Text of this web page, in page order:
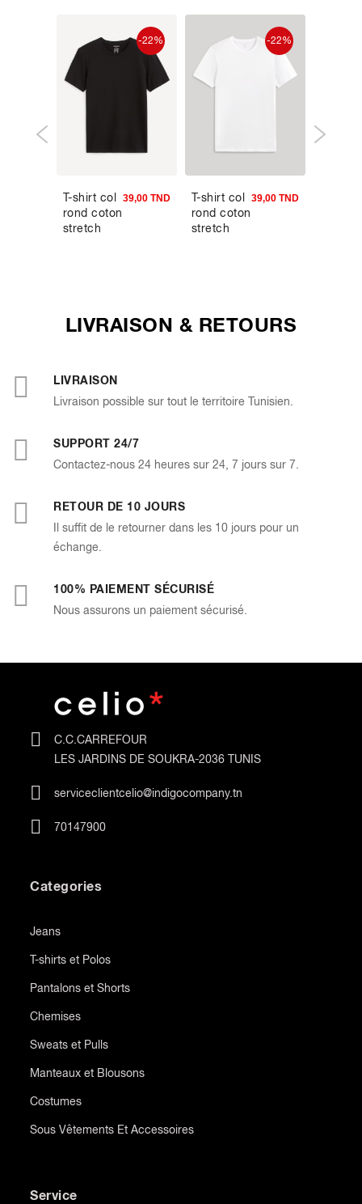
-22%
T-shirt col
rond coton
stretch
39,00 TND
-22%
T-shirt col
rond coton
stretch
39,00 TND
LIVRAISON & RETOURS
LIVRAISON
Livraison possible sur tout le territoire Tunisien.
SUPPORT 24/7
Contactez-nous 24 heures sur 24, 7 jours sur 7.
RETOUR DE 10 JOURS
Il suffit de le retourner dans les 10 jours pour un
échange.
100% PAIEMENT SÉCURISÉ
Nous assurons un paiement sécurisé.
C.C.CARREFOUR
LES JARDINS DE SOUKRA-2036 TUNIS
serviceclientcelio@indigocompany.tn
70147900
Categories
Jeans
T-shirts et Polos
Pantalons et Shorts
Chemises
Sweats et Pulls
Manteaux et Blousons
Costumes
Sous Vêtements Et Accessoires
Service